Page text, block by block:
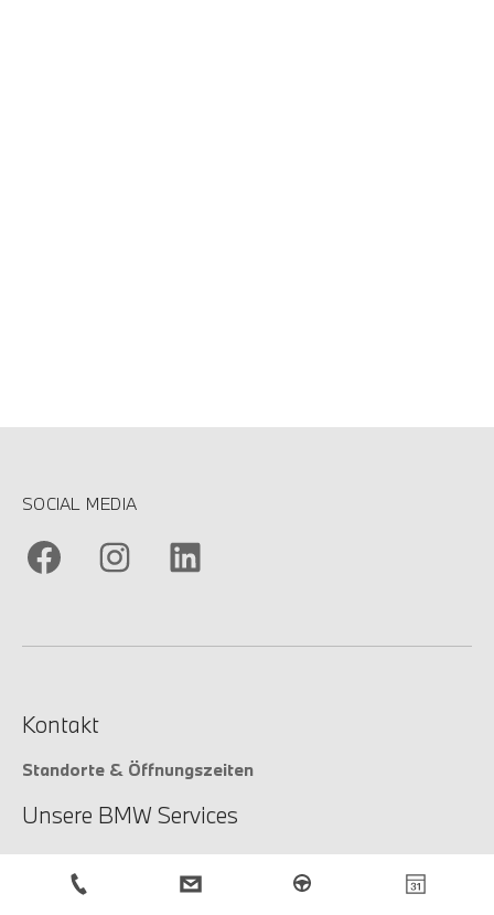
SOCIAL MEDIA
Kontakt
Standorte & Öffnungszeiten
Unsere BMW Services
Unsere Services
Service-Anfrage